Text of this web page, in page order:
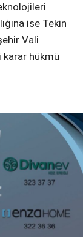
ise Tekin
Vali
karar hükmü